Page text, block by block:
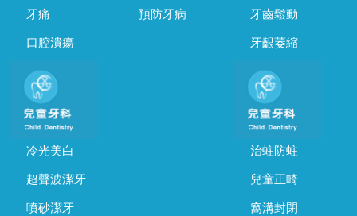
牙痛
口腔潰瘍
預防牙病 牙齒鬆動
牙齦萎縮
冷光美白
超聲波潔牙
噴砂潔牙
治蛀防蛀
兒童正畸
窩溝封閉